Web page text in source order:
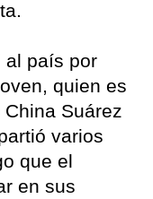
al país por
quien es
Suárez
varios
que el
en sus